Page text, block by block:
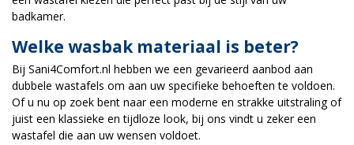
badkamer.
Welke wasbak materiaal is beter?
Bij Sani4Comfort.nl hebben we een gevarieerd aanbod aan
dubbele wastafels om aan uw specifieke behoeften te voldoen.
Of u nu op zoek bent naar een moderne en strakke uitstraling of
juist een klassieke en tijdloze look, bij ons vindt u zeker een
wastafel die aan uw wensen voldoet.